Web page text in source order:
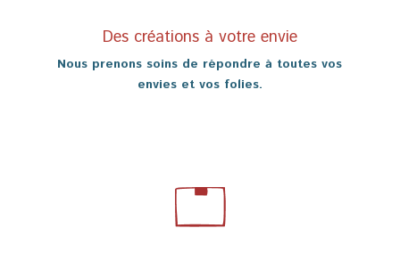
Des créations à votre envie
Nous prenons soins de répondre à toutes vos
envies et vos folies.